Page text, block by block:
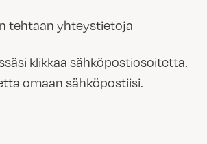
tehtaan yhteystietoja
klikkaa sähköpostiosoitetta.
omaan sähköpostiisi.